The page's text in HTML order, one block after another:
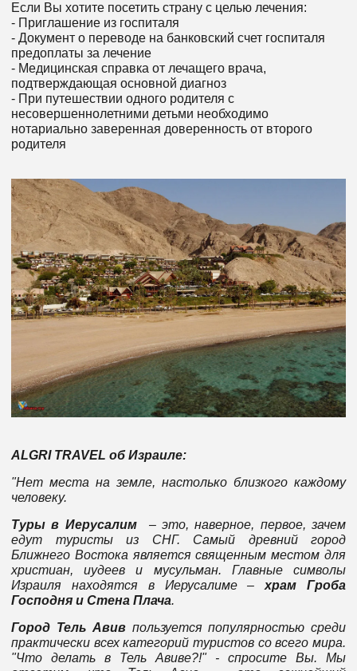
Если Вы хотите посетить страну с целью лечения:
- Приглашение из госпиталя
- Документ о переводе на банковский счет госпиталя
предоплаты за лечение
- Медицинская справка от лечащего врача,
подтверждающая основной диагноз
- При путешествии одного родителя с
несовершеннолетними детьми необходимо
нотариально заверенная доверенность от второго
родителя
ALGRI TRAVEL об Израиле:
"Нет места на земле, настолько близкого каждому
человеку.
Туры в Иерусалим – это, наверное, первое, зачем
едут туристы из СНГ. Самый древний город
Ближнего Востока является священным местом для
христиан, иудеев и мусульман. Главные символы
Израиля находятся в Иерусалиме –храм Гроба
Господня и Стена Плача.
Город Тель Авив пользуется популярностью среди
практически всех категорий туристов со всего мира.
"Что делать в Тель Авиве?!" - спросите Вы. Мы